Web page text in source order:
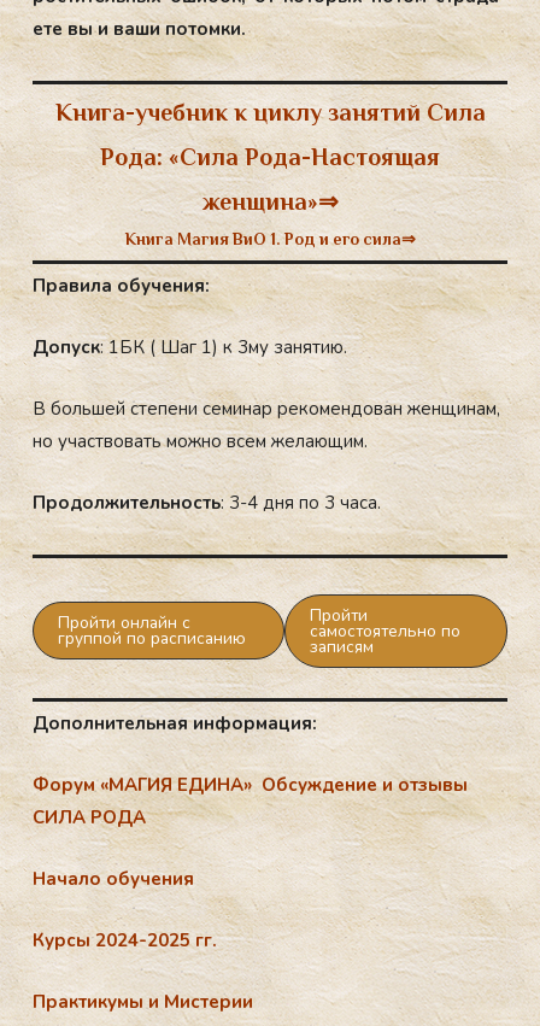
ете вы и ва­ши по­том­ки.
Книга-учебник к циклу занятий Сила
Рода: «Сила Рода-Настоящая
женщина»⇒
Книга Магия ВиО 1. Род и его сила⇒
Правила обучения:
Допуск: 1БК ( Шаг 1) к 3му занятию.
В большей степени семинар рекомендован женщинам,
но участвовать можно всем желающим.
Продолжительность: 3-4 дня по 3 часа.
Пройти онлайн с
группой по расписанию
Пройти
самостоятельно по
записям
Дополнительная информация:
Форум «МАГИЯ ЕДИНА» Обсуждение и отзывы
СИЛА РОДА
Начало обучения
Курсы 2024-2025 гг.
Практикумы и Мистерии